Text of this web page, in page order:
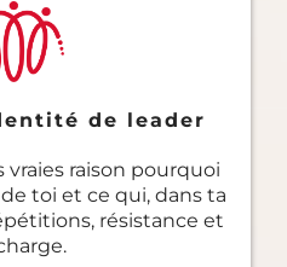
de leader
vraies raison pourquoi
toi et ce qui, dans ta
résistance et